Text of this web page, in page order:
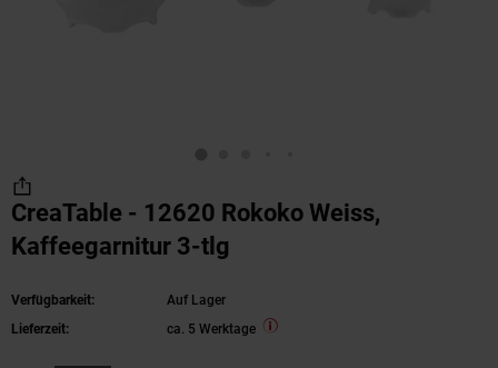
CreaTable - 12620 Rokoko Weiss,
Kaffeegarnitur 3-tlg
Verfügbarkeit:
Auf Lager
Lieferzeit:
ca. 5 Werktage